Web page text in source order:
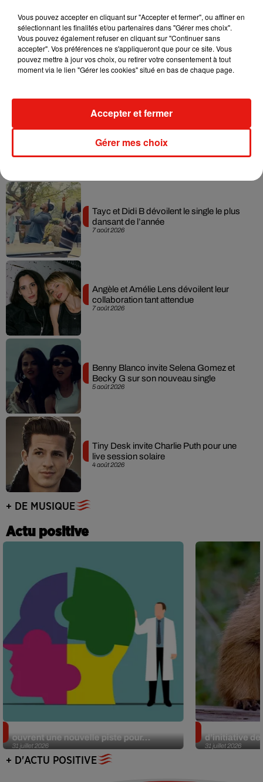
Musique
7 août 2026
Julien Lieb s’essaye à la vie de chatelain
dans son nouveau clip
Madonna sort enfin le remix de « Love
Sensation » avec Kylie Minogue
7 août 2026
Tayc et Didi B dévoilent le single le plus
dansant de l’année
7 août 2026
Angèle et Amélie Lens dévoilent leur
collaboration tant attendue
5 août 2026
Benny Blanco invite Selena Gomez et
Becky G sur son nouveau single
4 août 2026
Tiny Desk invite Charlie Puth pour une
live session solaire
+ DE MUSIQUE
Actu positive
31 juillet 2026
ouvrent une nouvelle piste pour...
31 juillet 2026
d’initiative
+ D'ACTU POSITIVE
Vous pouvez accepter en cliquant sur "Accepter et fermer", ou affiner en
sélectionnant les finalités et/ou partenaires dans "Gérer mes choix".
Vous pouvez également refuser en cliquant sur "Continuer sans
accepter". Vos préférences ne s'appliqueront que pour ce site. Vous
pouvez mettre à jour vos choix, ou retirer votre consentement à tout
moment via le lien "Gérer les cookies" situé en bas de chaque page.
Gérer mes choix
Accepter et fermer